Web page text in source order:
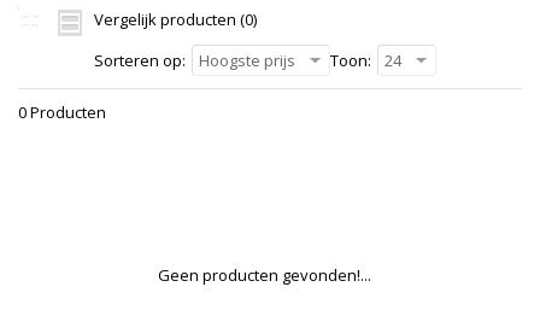
Vergelijk producten (0)
Sorteren op:
Hoogste prijs Toon: 24
0 Producten
Geen producten gevonden!...